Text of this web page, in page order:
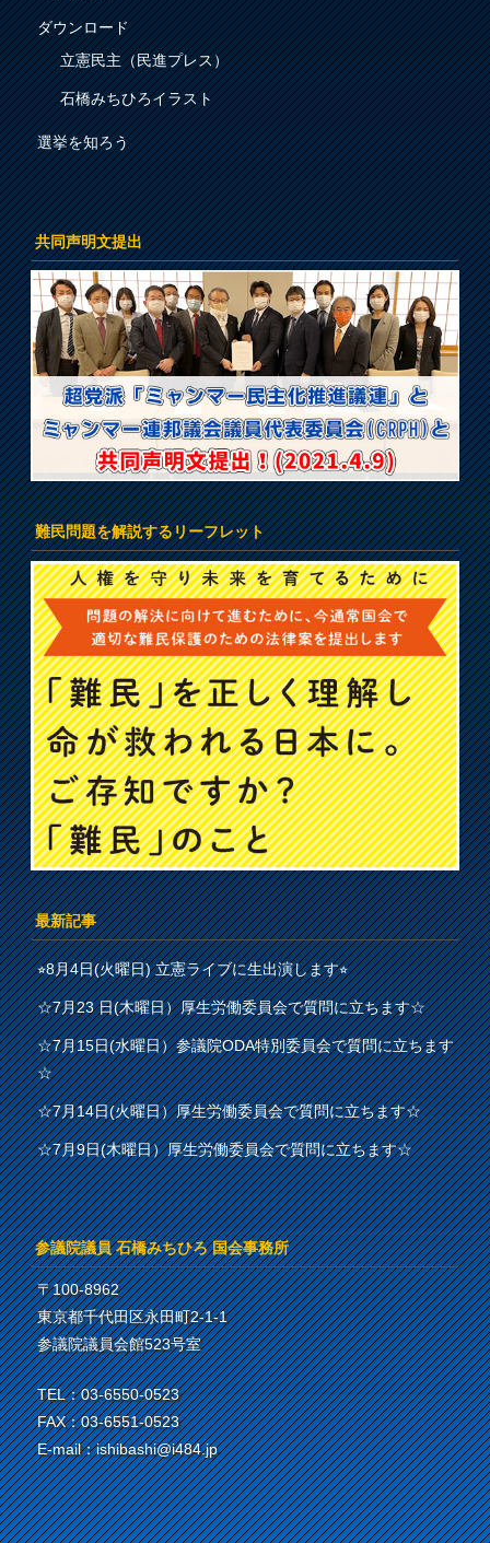
ダウンロード
立憲民主（民進プレス）
石橋みちひろイラスト
選挙を知ろう
共同声明文提出
難民問題を解説するリーフレット
最新記事
⭐︎8月4日(火曜日) 立憲ライブに生出演します⭐︎
☆7月23 日(木曜日）厚生労働委員会で質問に立ちます☆
☆7月15日(水曜日）参議院ODA特別委員会で質問に立ちます
☆
☆7月14日(火曜日）厚生労働委員会で質問に立ちます☆
☆7月9日(木曜日）厚生労働委員会で質問に立ちます☆
参議院議員 石橋みちひろ 国会事務所
〒100-8962
東京都千代田区永田町2-1-1
参議院議員会館523号室
TEL：03-6550-0523
FAX：03-6551-0523
E-mail：ishibashi@i484.jp